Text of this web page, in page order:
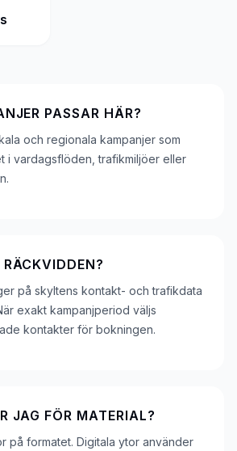
PASSAR HÄR?
och regionala kampanjer som
i vardagsflöden, trafikmiljöer eller
på skyltens kontakt- och trafikdata
exakt kampanjperiod väljs
kontakter för bokningen.
JAG FÖR MATERIAL?
på formatet. Digitala ytor använder